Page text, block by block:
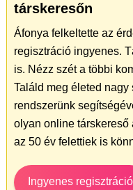
társkeresőn
Áfonya felkeltette az
regisztráció ingyenes.
is. Nézz szét a többi
Találd meg életed
rendszerünk
olyan online társkereső
az 50 év felettiek is
Ingyenes regisztráció